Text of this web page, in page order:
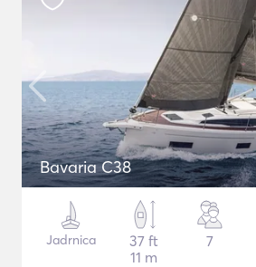
Bavaria C38
Jadrnica
37 ft
11 m
7